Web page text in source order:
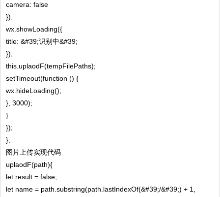
camera: false
});
wx.showLoading({
title: &#39;识别中&#39;
});
this.uplaodF(tempFilePaths);
setTimeout(function () {
wx.hideLoading();
}, 3000);
}
});
},
图片上传实现代码
uplaodF(path){
let result = false;
let name = path.substring(path.lastIndexOf(&#39;/&#39;) + 1,